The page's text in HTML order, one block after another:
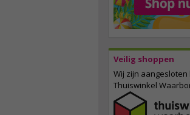
Veilig shoppen
Wij zijn aangesloten
Thuiswinkel